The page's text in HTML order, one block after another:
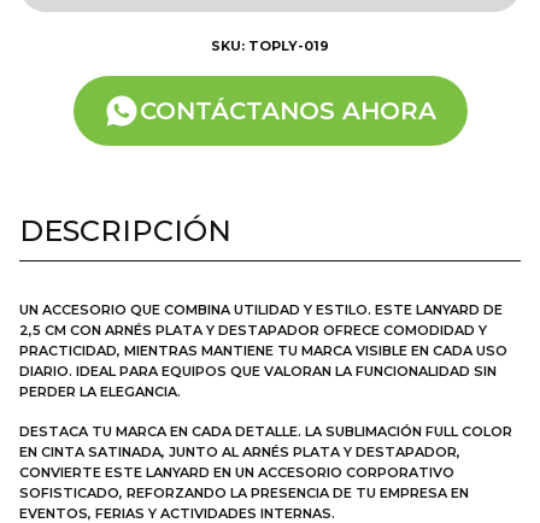
SKU: TOPLY-019
CONTÁCTANOS AHORA
DESCRIPCIÓN
UN ACCESORIO QUE COMBINA UTILIDAD Y ESTILO. ESTE LANYARD DE
2,5 CM CON ARNÉS PLATA Y DESTAPADOR OFRECE COMODIDAD Y
PRACTICIDAD, MIENTRAS MANTIENE TU MARCA VISIBLE EN CADA USO
DIARIO. IDEAL PARA EQUIPOS QUE VALORAN LA FUNCIONALIDAD SIN
PERDER LA ELEGANCIA.
DESTACA TU MARCA EN CADA DETALLE. LA SUBLIMACIÓN FULL COLOR
EN CINTA SATINADA, JUNTO AL ARNÉS PLATA Y DESTAPADOR,
CONVIERTE ESTE LANYARD EN UN ACCESORIO CORPORATIVO
SOFISTICADO, REFORZANDO LA PRESENCIA DE TU EMPRESA EN
EVENTOS, FERIAS Y ACTIVIDADES INTERNAS.